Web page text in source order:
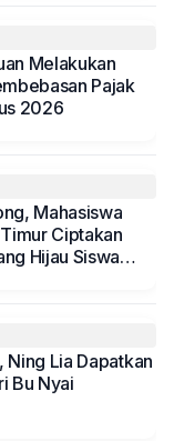
Melakukan
Pajak
2026
Mahasiswa
Ciptakan
Hijau Siswa
Lia Dapatkan
Bu Nyai